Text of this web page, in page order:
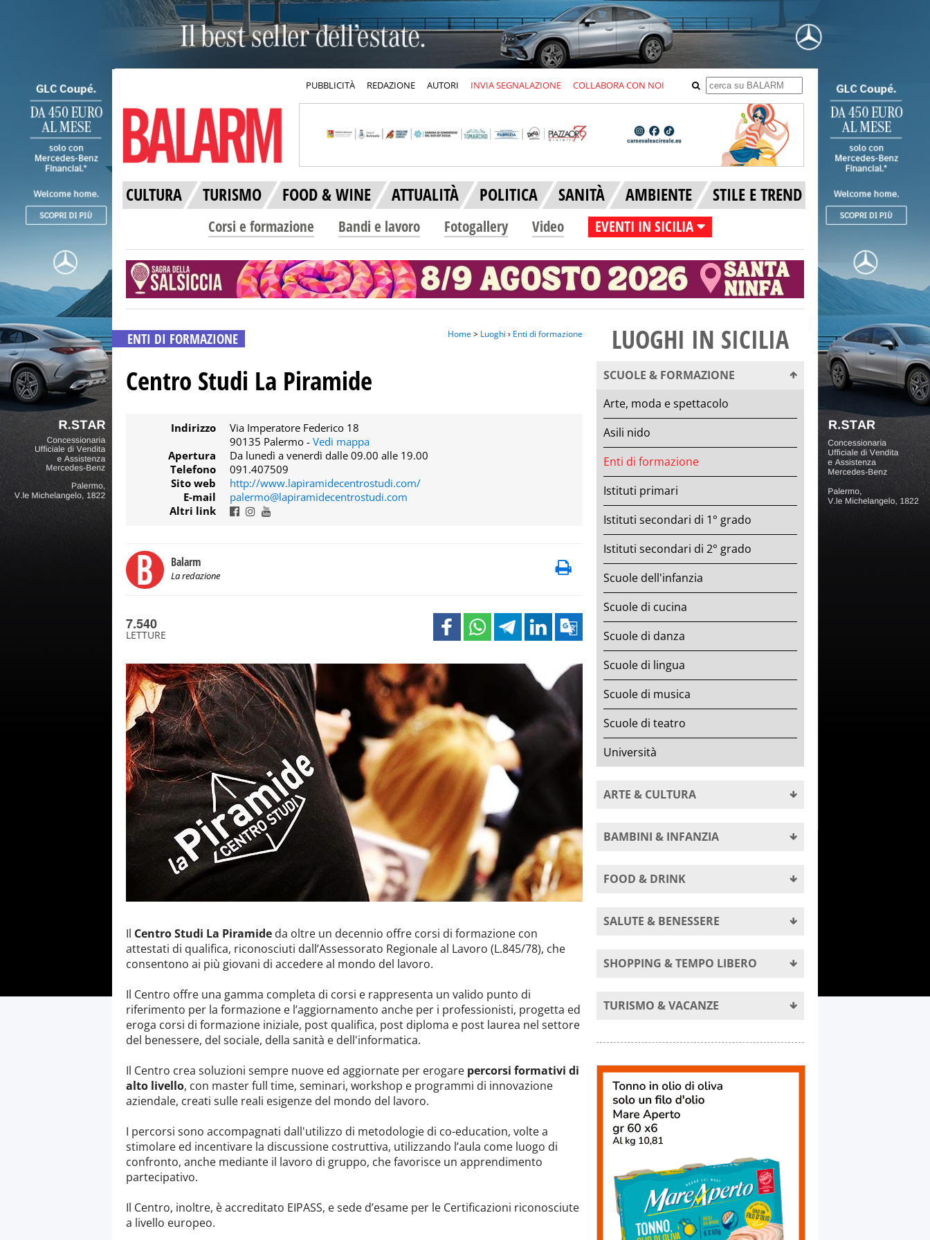
PUBBLICITÀ REDAZIONE AUTORI INVIA SEGNALAZIONE COLLABORA CON NOI
CULTURA TURISMO FOOD & WINE ATTUALITÀ POLITICA SANITÀ AMBIENTE STILE E TREND
Corsi e formazione Bandi e lavoro Fotogallery Video EVENTI IN SICILIA
ENTI DI FORMAZIONE Home> Luoghi › Enti di formazione
Centro Studi La Piramide
Indirizzo
Via Imperatore Federico 18
90135 Palermo - Vedi mappa
Apertura
Da lunedì a venerdì dalle 09.00 alle 19.00
Telefono
091.407509
Sito web
http://www.lapiramidecentrostudi.com/
E-mail
palermo@lapiramidecentrostudi.com
Altri link
Balarm
La redazione
7.540
LETTURE
Il Centro Studi La Piramide da oltre un decennio offre corsi di formazione con
attestati di qualifica, riconosciuti dall’Assessorato Regionale al Lavoro (L.845/78), che
consentono ai più giovani di accedere al mondo del lavoro.
Il Centro offre una gamma completa di corsi e rappresenta un valido punto di
riferimento per la formazione e l’aggiornamento anche per i professionisti, progetta ed
eroga corsi di formazione iniziale, post qualifica, post diploma e post laurea nel settore
del benessere, del sociale, della sanità e dell'informatica.
Il Centro crea soluzioni sempre nuove ed aggiornate per erogare percorsi formativi di
alto livello, con master full time, seminari, workshop e programmi di innovazione
aziendale, creati sulle reali esigenze del mondo del lavoro.
I percorsi sono accompagnati dall'utilizzo di metodologie di co-education, volte a
stimolare ed incentivare la discussione costruttiva, utilizzando l’aula come luogo di
confronto, anche mediante il lavoro di gruppo, che favorisce un apprendimento
partecipativo.
Il Centro, inoltre, è accreditato EIPASS, e sede d’esame per le Certificazioni riconosciute
a livello europeo.
LUOGHI IN SICILIA
SCUOLE & FORMAZIONE
Arte, moda e spettacolo
Asili nido
Enti di formazione
Istituti primari
Istituti secondari di 1° grado
Istituti secondari di 2° grado
Scuole dell'infanzia
Scuole di cucina
Scuole di danza
Scuole di lingua
Scuole di musica
Scuole di teatro
Università
ARTE & CULTURA
BAMBINI & INFANZIA
FOOD & DRINK
SALUTE & BENESSERE
SHOPPING & TEMPO LIBERO
TURISMO & VACANZE